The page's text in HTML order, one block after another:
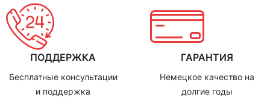
ПОДДЕРЖКА
Бесплатные консультации
и поддержка
ГАРАНТИЯ
Немецкое качество на
долгие годы